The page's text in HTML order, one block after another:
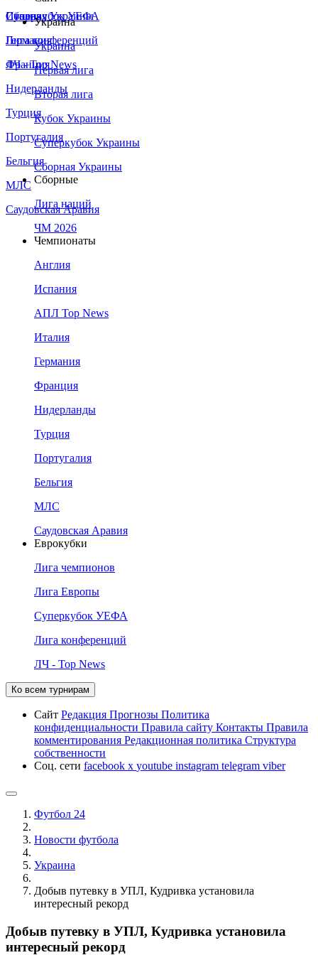
Сборная Украины
Италия
Германия
Франция
Нидерланды
Турция
Португалия
Бельгия
МЛС
Саудовская Аравия
Суперкубок УЕФА
Лига конференций
ЛЧ - Top News
Украина
Украина
Первая лига
Вторая лига
Кубок Украины
Суперкубок Украины
Сборная Украины
Сборные
Лига наций
ЧМ 2026
Чемпионаты
Англия
Испания
АПЛ Top News
Италия
Германия
Франция
Нидерланды
Турция
Португалия
Бельгия
МЛС
Саудовская Аравия
Еврокубки
Лига чемпионов
Лига Европы
Суперкубок УЕФА
Лига конференций
ЛЧ - Top News
Ко всем турнирам
Сайт Редакция Прогнозы Политика
конфиденциальности Правила сайту Контакты Правила
комментирования Редакционная политика Структура
собственности
Соц. сети facebook x youtube instagram telegram viber
Футбол 24
Новости футбола
Украина
Добыв путевку в УПЛ, Кудривка установила
интересный рекорд
Добыв путевку в УПЛ, Кудривка установила
интересный рекорд